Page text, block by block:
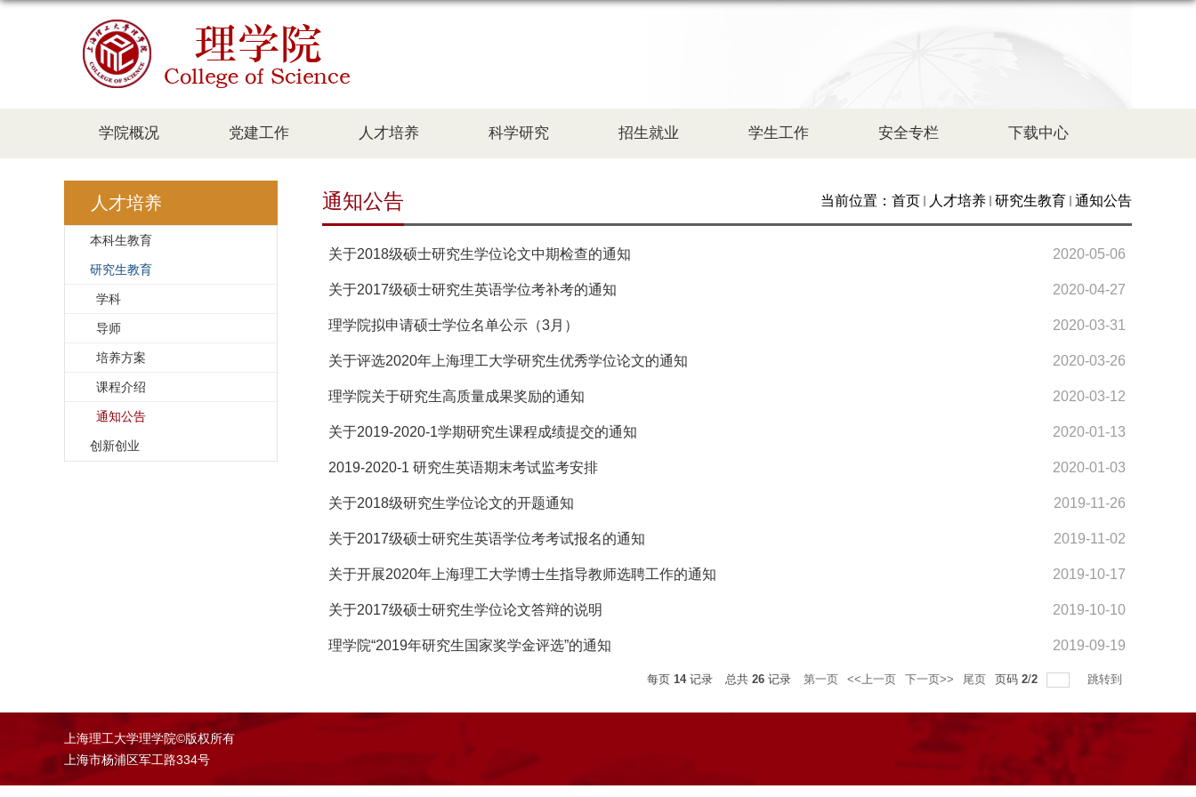
学院概况 党建工作 人才培养 科学研究 招生就业 学生工作 安全专栏 下载中心
人才培养
本科生教育
研究生教育
学科
导师
培养方案
课程介绍
通知公告
创新创业
当前位置： 首页 人才培养 研究生教育 通知公告
通知公告
关于2018级硕士研究生学位论文中期检查的通知 2020-05-06
关于2017级硕士研究生英语学位考补考的通知 2020-04-27
理学院拟申请硕士学位名单公示（3月） 2020-03-31
关于评选2020年上海理工大学研究生优秀学位论文的通知 2020-03-26
理学院关于研究生高质量成果奖励的通知 2020-03-12
关于2019-2020-1学期研究生课程成绩提交的通知 2020-01-13
2019-2020-1 研究生英语期末考试监考安排 2020-01-03
关于2018级研究生学位论文的开题通知 2019-11-26
关于2017级硕士研究生英语学位考考试报名的通知 2019-11-02
关于开展2020年上海理工大学博士生指导教师选聘工作的通知 2019-10-17
关于2017级硕士研究生学位论文答辩的说明 2019-10-10
理学院“2019年研究生国家奖学金评选”的通知 2019-09-19
每页 14记录 总共 26 记录 第一页 <<上一页 下一页>> 尾页 页码 2/2 跳转到
上海理工大学理学院©版权所有
上海市杨浦区军工路334号